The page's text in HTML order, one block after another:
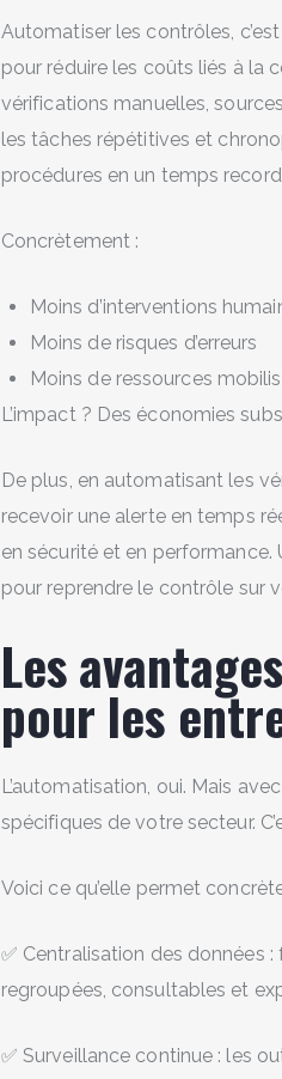
Automatiser les contrôles,
pour réduire les coûts liés à la
vérifications manuelles,
les tâches répétitives et
procédures en un temps
Concrètement :
Moins d’interventions
Moins de risques d’erreurs
Moins de ressources
L’impact ? Des économies
De plus, en automatisant les
recevoir une alerte en temps
en sécurité et en
pour reprendre le contrôle sur
Les
pour les
L’automatisation, oui. Mais
spécifiques de votre secteur.
Voici ce qu’elle permet
✅ Centralisation des données
regroupées, consultables et
✅ Surveillance continue : les